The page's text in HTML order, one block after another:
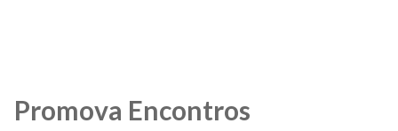
Promova Encontros